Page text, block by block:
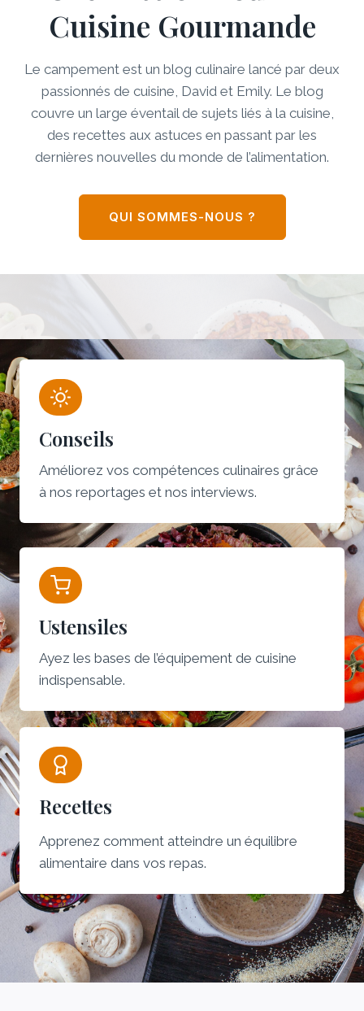
Cuisine Gourmande
Le campement est un blog culinaire lancé par deux
passionnés de cuisine, David et Emily. Le blog
couvre un large éventail de sujets liés à la cuisine,
des recettes aux astuces en passant par les
dernières nouvelles du monde de l’alimentation.
QUI SOMMES-NOUS ?
Conseils
Améliorez vos compétences culinaires grâce
à nos reportages et nos interviews.
Ustensiles
Ayez les bases de l’équipement de cuisine
indispensable.
Recettes
Apprenez comment atteindre un équilibre
alimentaire dans vos repas.